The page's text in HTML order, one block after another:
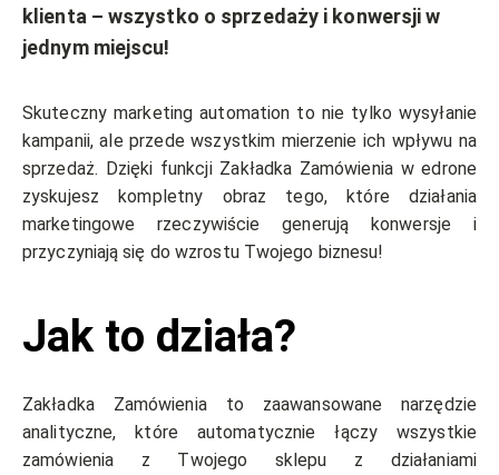
klienta – wszystko o sprzedaży i konwersji w
jednym miejscu!
Skuteczny marketing automation to nie tylko wysyłanie
kampanii, ale przede wszystkim mierzenie ich wpływu na
sprzedaż. Dzięki funkcji Zakładka Zamówienia w edrone
zyskujesz kompletny obraz tego, które działania
marketingowe rzeczywiście generują konwersje i
przyczyniają się do wzrostu Twojego biznesu!
Jak to działa?
Zakładka Zamówienia to zaawansowane narzędzie
analityczne, które automatycznie łączy wszystkie
zamówienia z Twojego sklepu z działaniami